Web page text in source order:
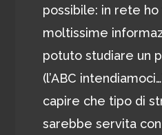
possibile: in rete
moltissime
potuto studiare un
(l’ABC
capire che tipo di
sarebbe servita